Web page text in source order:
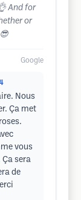
And for
or
Google
Nous
Ça met
vous
Ça sera
de